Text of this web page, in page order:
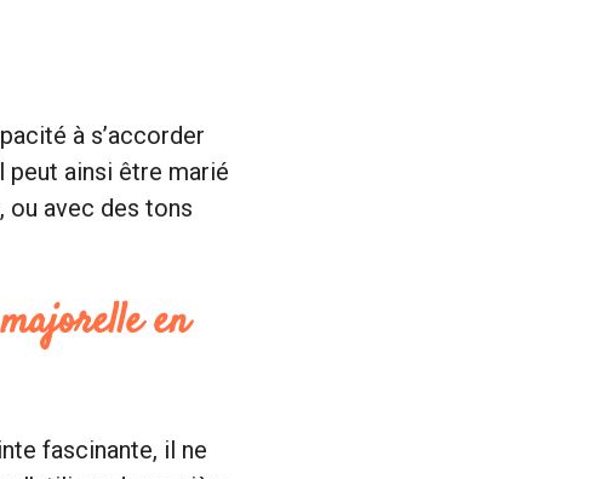
à s’accorder
peut ainsi être marié
ou avec des tons
en
fascinante, il ne